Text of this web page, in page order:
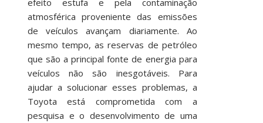
efeito estufa e pela contaminação
atmosférica proveniente das emissões
de veículos avançam diariamente. Ao
mesmo tempo, as reservas de petróleo
que são a principal fonte de energia para
veículos não são inesgotáveis. Para
ajudar a solucionar esses problemas, a
Toyota está comprometida com a
pesquisa e o desenvolvimento de uma